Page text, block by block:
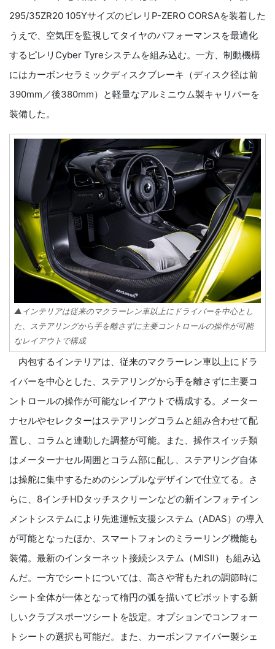
295/35ZR20 105YサイズのピレリP-ZERO CORSAを装着した
うえで、空気圧を監視してタイヤのパフォーマンスを最適化
するピレリCyber Tyreシステムを組み込む。一方、制動機構
にはカーボンセラミックディスクブレーキ（ディスク径は前
390mm／後380mm）と軽量なアルミニウム製キャリパーを
装備した。
▲インテリアは従来のマクラーレン車以上にドライバーを中心とし
た、ステアリングから手を離さずに主要コントロールの操作が可能
なレイアウトで構成
内包するインテリアは、従来のマクラーレン車以上にドラ
イバーを中心とした、ステアリングから手を離さずに主要コ
ントロールの操作が可能なレイアウトで構成する。メーター
ナセルやセレクターはステアリングコラムと組み合わせて配
置し、コラムと連動した調整が可能。また、操作スイッチ類
はメーターナセル周囲とコラム部に配し、ステアリング自体
は操舵に集中するためのシンプルなデザインで仕立てる。さ
らに、8インチHDタッチスクリーンなどの新インフォテイン
メントシステムにより先進運転支援システム（ADAS）の導入
が可能となったほか、スマートフォンのミラーリング機能も
装備。最新のインターネット接続システム（MISⅡ）も組み込
んだ。一方でシートについては、高さや背もたれの調節時に
シート全体が一体となって楕円の弧を描いてピボットする新
しいクラブスポーツシートを設定。オプションでコンフォー
トシートの選択も可能だ。また、カーボンファイバー製シェ